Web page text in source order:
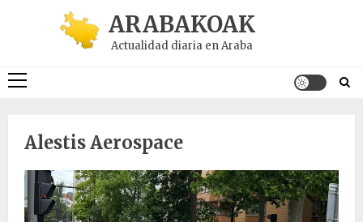
ARABAKOAK
Actualidad diaria en Araba
Menú
Alestis Aerospace